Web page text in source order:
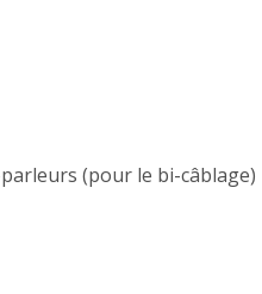
(pour le bi-câblage)